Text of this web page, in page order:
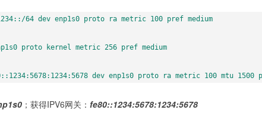
64 dev enp1s0 proto ra metric 100 pref medium
proto kernel metric 256 pref medium
dev enp1s0 proto ra metric 100 mtu 1500
；获得IPV6网关： fe80::1234:5678:1234:5678